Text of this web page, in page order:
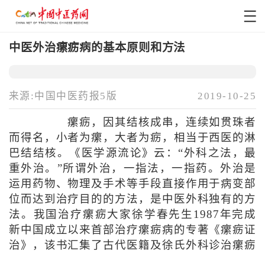
中医外治瘰疬病的基本原则和方法
来源:中国中医药报5版 2019-10-25
瘰疬，因其结核成串，连续如贯珠者
而得名，小者为瘰，大者为疬，相当于西医的淋
巴结结核。《医学源流论》云：“外科之法，最
重外治。”所谓外治，一指法，一指药。外治是
运用药物、物理及手术等手段直接作用于病变部
位而达到治疗目的的方法，是中医外科独有的方
法。我国治疗瘰疬大家徐学春先生1987年完成
新中国成立以来首部治疗瘰疬病的专著《瘰疬证
治》，该书汇集了古代医籍及徐氏外科诊治瘰疬